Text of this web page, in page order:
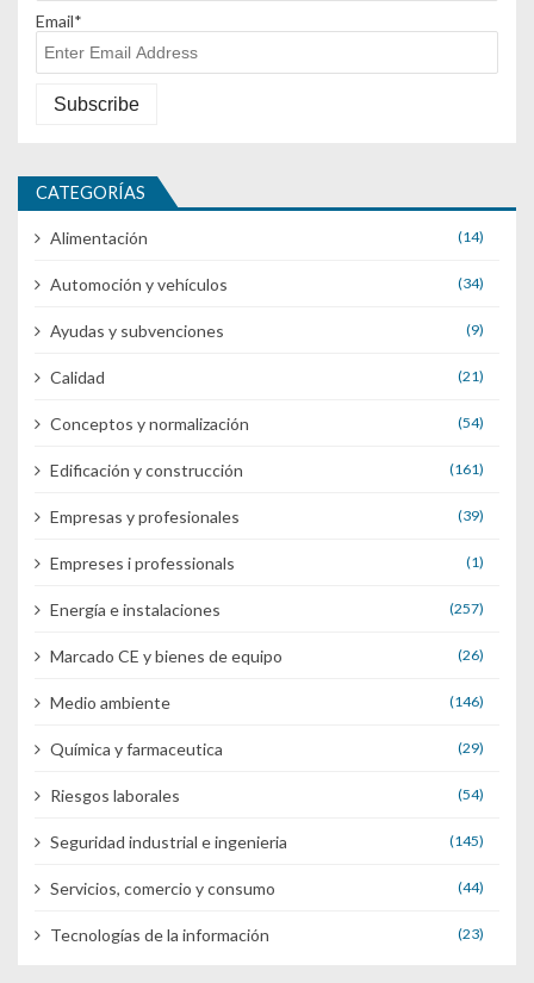
Email*
CATEGORÍAS
Alimentación (14)
Automoción y vehículos (34)
Ayudas y subvenciones (9)
Calidad (21)
Conceptos y normalización (54)
Edificación y construcción (161)
Empresas y profesionales (39)
Empreses i professionals (1)
Energía e instalaciones (257)
Marcado CE y bienes de equipo (26)
Medio ambiente (146)
Química y farmaceutica (29)
Riesgos laborales (54)
Seguridad industrial e ingenieria (145)
Servicios, comercio y consumo (44)
Tecnologías de la información (23)